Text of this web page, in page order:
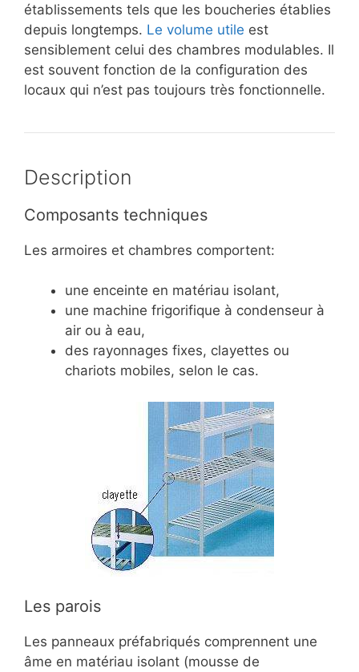
établissements tels que les boucheries établies
depuis longtemps. Le volume utile est
sensiblement celui des chambres modulables. Il
est souvent fonction de la configuration des
locaux qui n’est pas toujours très fonctionnelle.
Description
Composants techniques
Les armoires et chambres comportent:
une enceinte en matériau isolant,
une machine frigorifique à condenseur à
air ou à eau,
des rayonnages fixes, clayettes ou
chariots mobiles, selon le cas.
Les parois
Les panneaux préfabriqués comprennent une
âme en matériau isolant (mousse de